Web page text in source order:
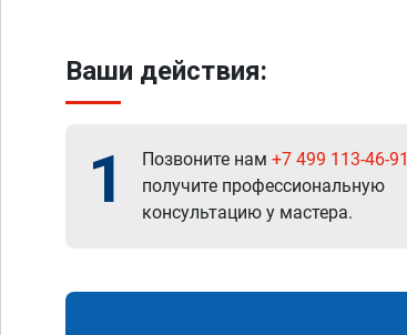
Ваши действия:
1 Позвоните нам +7 499 113-46-91
получите профессиональную
консультацию у мастера.